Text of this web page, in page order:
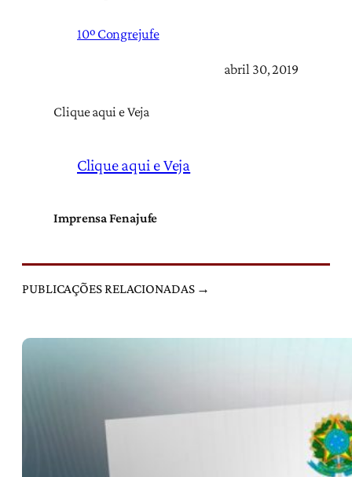
10º Congrejufe
abril 30, 2019
Clique aqui e Veja
Clique aqui e Veja
Imprensa Fenajufe
PUBLICAÇÕES RELACIONADAS →